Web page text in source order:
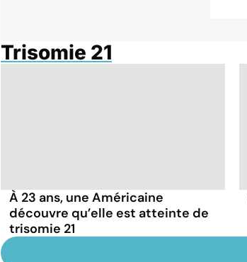
Trisomie 21
À 23 ans, une Américaine
découvre qu’elle est atteinte de
trisomie 21